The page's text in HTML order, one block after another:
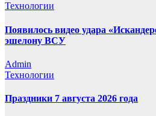
Технологии
Появилось видео удара
эшелону ВСУ
Admin
Технологии
Праздники 7 августа 2026 года